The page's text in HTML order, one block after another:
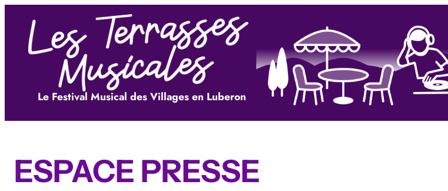
contenu
Le Festival Musical des Villages en Luberon
ESPACE PRESSE